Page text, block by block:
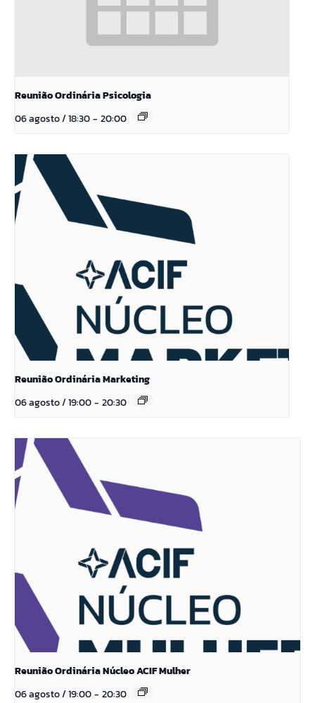
Reunião Ordinária Psicologia
06 agosto / 18:30- 20:00
Reunião Ordinária Marketing
06 agosto / 19:00- 20:30
Reunião Ordinária Núcleo ACIF Mulher
06 agosto / 19:00- 20:30